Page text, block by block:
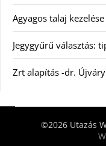
Agyagos talaj
Jegygyűrű választás:
Zrt alapítás -dr.
©2026 Utazás